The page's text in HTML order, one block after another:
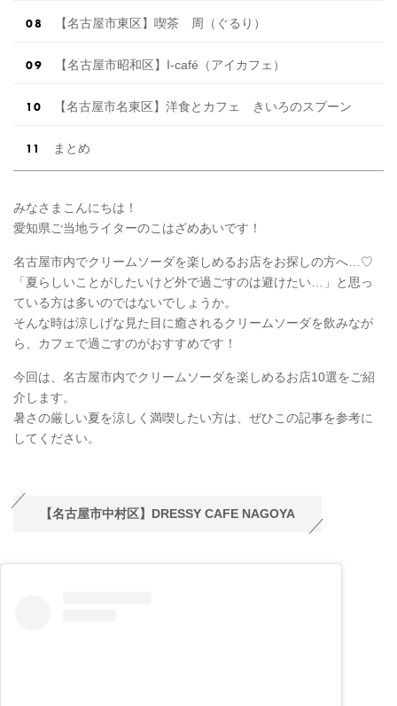
【名古屋市東区】喫茶 周（ぐるり）
【名古屋市昭和区】I-café（アイカフェ）
【名古屋市名東区】洋食とカフェ きいろのスプーン
まとめ
みなさまこんにちは！
愛知県ご当地ライターのこはざめあいです！
名古屋市内でクリームソーダを楽しめるお店をお探しの方へ…♡
「夏らしいことがしたいけど外で過ごすのは避けたい…」と思っ
ている方は多いのではないでしょうか。
そんな時は涼しげな見た目に癒されるクリームソーダを飲みなが
ら、カフェで過ごすのがおすすめです！
今回は、名古屋市内でクリームソーダを楽しめるお店10選をご紹
介します。
暑さの厳しい夏を涼しく満喫したい方は、ぜひこの記事を参考に
してください。
【名古屋市中村区】DRESSY CAFE NAGOYA